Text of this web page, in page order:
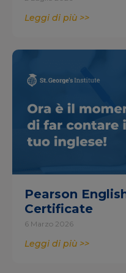
Leggi di più >>
Pearson
Certificate
6 Marzo 2026
Leggi di più >>